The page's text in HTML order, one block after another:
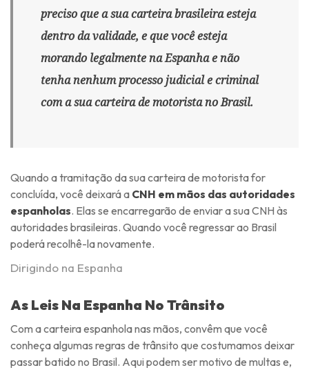
preciso que a sua carteira brasileira esteja
dentro da validade, e que você esteja
morando legalmente na Espanha e não
tenha nenhum processo judicial e criminal
com a sua carteira de motorista no Brasil.
Quando a tramitação da sua carteira de motorista for
concluída, você deixará a CNH em mãos das autoridades
espanholas. Elas se encarregarão de enviar a sua CNH às
autoridades brasileiras. Quando você regressar ao Brasil
poderá recolhê-la novamente.
Dirigindo na Espanha
As Leis Na Espanha No Trânsito
Com a carteira espanhola nas mãos, convêm que você
conheça algumas regras de trânsito que costumamos deixar
passar batido no Brasil. Aqui podem ser motivo de multas e,